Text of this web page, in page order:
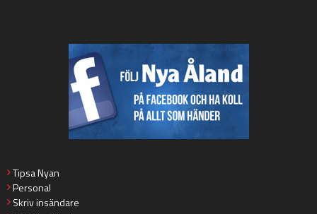
Tipsa Nyan
Personal
Skriv insändare